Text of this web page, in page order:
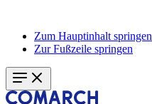
Zum Hauptinhalt springen
Zur Fußzeile springen